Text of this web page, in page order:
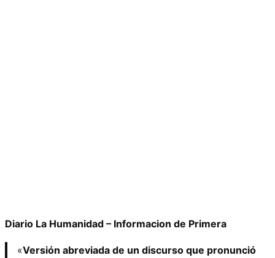
Diario La Humanidad – Informacion de Primera
«Versión abreviada de un discurso que pronunció